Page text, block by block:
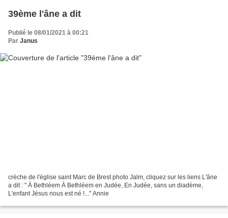
39ème l'âne a dit
Publié le 08/01/2021 à 00:21
Par Janus
crèche de l'église saint Marc de Brest photo Jalm, cliquez sur les liens L'âne
a dit : " À Bethléem À Bethléem en Judée, En Judée, sans un diadème,
L'enfant Jésus nous est né !..." Annie